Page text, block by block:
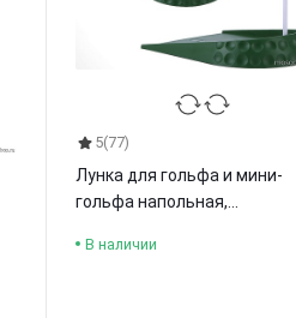
5(77)
Лунка для гольфа и мини-
гольфа напольная,
В наличии